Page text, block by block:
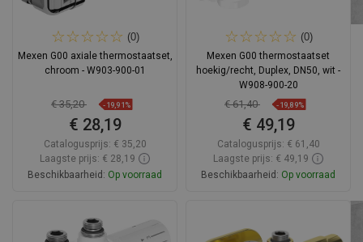
(0)
Mexen G00 axiale thermostaatset,
chroom - W903-900-01
€ 35,20 -19,91%
€ 28,19
Catalogusprijs: € 35,20
Laagste prijs: € 28,19
Beschikbaarheid: Op voorraad
Favoriet
Vergelijk
(0)
Mexen G00 thermostaatset
hoekig/recht, Duplex, DN50, wit -
W908-900-20
€ 61,40 -19,89%
€ 49,19
Catalogusprijs: € 61,40
Laagste prijs: € 49,19
Beschikbaarheid: Op voorraad
favorite_border Favoriet
Vergelijk